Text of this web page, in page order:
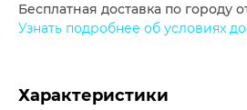
Бесплатная доставка по городу
Узнать подробнее об условиях
Характеристики